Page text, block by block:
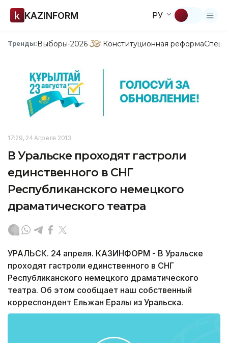
KAZINFORM РУ
Тренды:Выборы-2026 Конституционная реформа
17:29, 24 Апреля 2013
В Уральске проходят гастроли
единственного в СНГ
Республиканского немецкого
драматического театра
УРАЛЬСК. 24 апреля. КАЗИНФОРМ - В Уральске
проходят гастроли единственного в СНГ
Республиканского немецкого драматического
театра. Об этом сообщает наш собственный
корреспондент Ельжан Ералы из Уральска.